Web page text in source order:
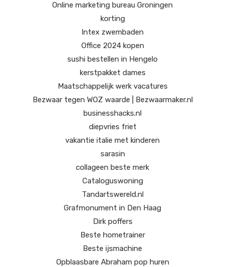
Online marketing bureau Groningen
korting
Intex zwembaden
Office 2024 kopen
sushi bestellen in Hengelo
kerstpakket dames
Maatschappelijk werk vacatures
Bezwaar tegen WOZ waarde | Bezwaarmaker.nl
businesshacks.nl
diepvries friet
vakantie italie met kinderen
sarasin
collageen beste merk
Cataloguswoning
Tandartswereld.nl
Grafmonument in Den Haag
Dirk poffers
Beste hometrainer
Beste ijsmachine
Opblaasbare Abraham pop huren